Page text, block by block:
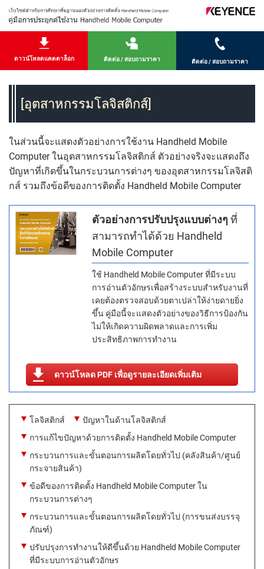
ดาวน์โหลดแคตตาล็อก ติดต่อ / สอบถามราคา ติดต่อ / สอบถามราคา
[อุตสาหกรรมโลจิสติกส์]
ในส่วนนี้จะแสดงตัวอย่างการใช้งาน Handheld Mobile
Computer ในอุตสาหกรรมโลจิสติกส์ ตัวอย่างจริงจะแสดงถึง
ปัญหาที่เกิดขึ้นในกระบวนการต่างๆ ของอุตสาหกรรมโลจิสติ
กส์ รวมถึงข้อดีของการติดตั้ง Handheld Mobile Computer
ตัวอย่างการปรับปรุงแบบต่างๆ ที่
สามารถทำได้ด้วย Handheld
Mobile Computer
ใช้ Handheld Mobile Computer ที่มีระบบ
การอ่านตัวอักษรเพื่อสร้างระบบสำหรับงานที่
เคยต้องตรวจสอบด้วยตาเปล่าให้ง่ายดายยิ่ง
ขึ้น คู่มือนี้จะแสดงตัวอย่างของวิธีการป้องกัน
ไม่ให้เกิดความผิดพลาดและการเพิ่ม
ประสิทธิภาพการทำงาน
ดาวน์โหลด PDF เพื่อดูรายละเอียดเพิ่มเติม
โลจิสติกส์
ปัญหาในด้านโลจิสติกส์
การแก้ไขปัญหาด้วยการติดตั้ง Handheld Mobile Computer
กระบวนการและขั้นตอนการผลิตโดยทั่วไป (คลังสินค้า/ศูนย์
กระจายสินค้า)
ข้อดีของการติดตั้ง Handheld Mobile Computer ใน
กระบวนการต่างๆ
กระบวนการและขั้นตอนการผลิตโดยทั่วไป (การขนส่งบรรจุ
ภัณฑ์)
ปรับปรุงการทำงานให้ดีขึ้นด้วย Handheld Mobile Computer
ที่มีระบบการอ่านตัวอักษร